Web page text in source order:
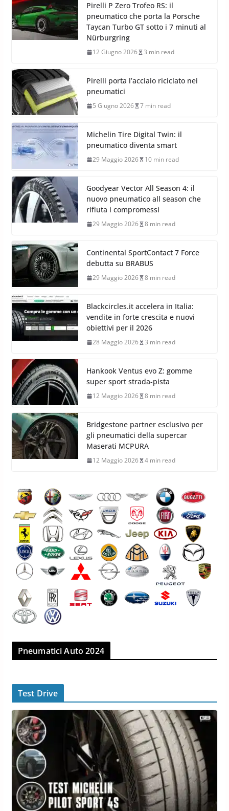
Pirelli P Zero Trofeo RS: il
pneumatico che porta la Porsche
Taycan Turbo GT sotto i 7 minuti al
Nürburgring
12 Giugno 2026 3 min read
Pirelli porta l’acciaio riciclato nei
pneumatici
5 Giugno 2026 7 min read
Michelin Tire Digital Twin: il
pneumatico diventa smart
29 Maggio 2026 10 min read
Goodyear Vector All Season 4: il
nuovo pneumatico all season che
rifiuta i compromessi
29 Maggio 2026 8 min read
Continental SportContact 7 Force
debutta su BRABUS
29 Maggio 2026 8 min read
Blackcircles.it accelera in Italia:
vendite in forte crescita e nuovi
obiettivi per il 2026
28 Maggio 2026 3 min read
Hankook Ventus evo Z: gomme
super sport strada-pista
12 Maggio 2026 8 min read
Bridgestone partner esclusivo per
gli pneumatici della supercar
Maserati MCPURA
12 Maggio 2026 4 min read
Pneumatici Auto 2024
Test Drive